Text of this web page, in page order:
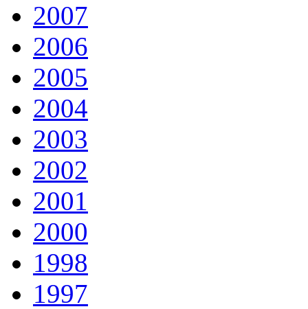
2007
2006
2005
2004
2003
2002
2001
2000
1998
1997